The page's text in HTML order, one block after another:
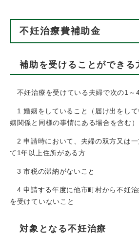
不妊治療費補助金
補助を受けることができる
不妊治療を受けている夫婦で次の1～
1 婚姻をしていること（届け出をし
姻関係と同様の事情にある場合を含む）
2 申請時において、夫婦の双方又は
て1年以上住所がある方
3 市税の滞納がないこと
4 申請する年度に他市町村から不妊
を受けていないこと
対象となる不妊治療